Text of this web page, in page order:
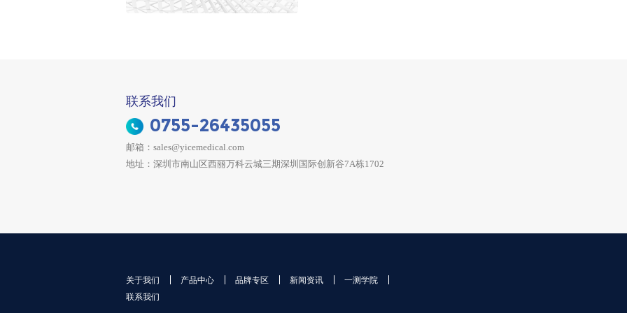
联系我们
0755-26435055
邮箱：sales@yicemedical.com
地址：深圳市南山区西丽万科云城三期深圳国际创新谷7A栋1702
关于我们 产品中心 品牌专区 新闻资讯
一测学院
联系我们